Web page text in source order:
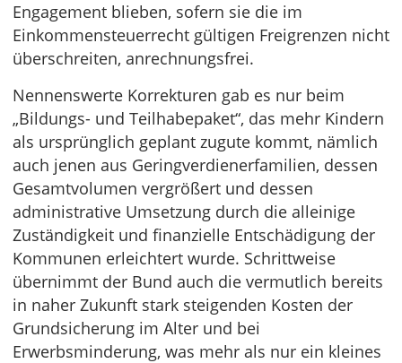
Engagement blieben, sofern sie die im
Einkommensteuerrecht gültigen Freigrenzen nicht
überschreiten, anrechnungsfrei.
Nennenswerte Korrekturen gab es nur beim
„Bildungs- und Teilhabepaket“, das mehr Kindern
als ursprünglich geplant zugute kommt, nämlich
auch jenen aus Geringverdienerfamilien, dessen
Gesamtvolumen vergrößert und dessen
administrative Umsetzung durch die alleinige
Zuständigkeit und finanzielle Entschädigung der
Kommunen erleichtert wurde. Schrittweise
übernimmt der Bund auch die vermutlich bereits
in naher Zukunft stark steigenden Kosten der
Grundsicherung im Alter und bei
Erwerbsminderung, was mehr als nur ein kleines